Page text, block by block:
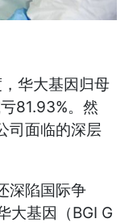
华大基因归母
81.93%。然
司面临的深层
深陷国际争
大基因（BGI G